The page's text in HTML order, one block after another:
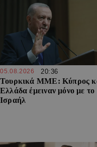
05.08.2026 20:36
Τουρκικά ΜΜΕ: Κύπρος
Ελλάδα έμειναν μόνο με το
Ισραήλ